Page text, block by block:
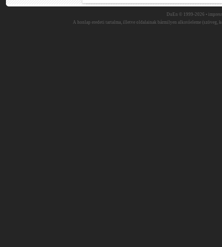
DuEn © 1999-2026 •
A honlap eredeti tartalma, illetve oldalainak bármilyen alkotóeleme (szöveg,